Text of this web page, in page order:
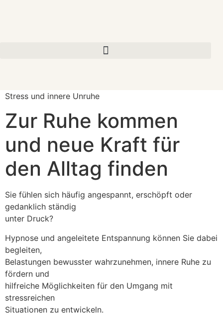
Stress und innere Unruhe
Zur Ruhe kommen
und neue Kraft für
den Alltag finden
Sie fühlen sich häufig angespannt, erschöpft oder
gedanklich ständig
unter Druck?
Hypnose und angeleitete Entspannung können Sie dabei
begleiten,
Belastungen bewusster wahrzunehmen, innere Ruhe zu
fördern und
hilfreiche Möglichkeiten für den Umgang mit
stressreichen
Situationen zu entwickeln.